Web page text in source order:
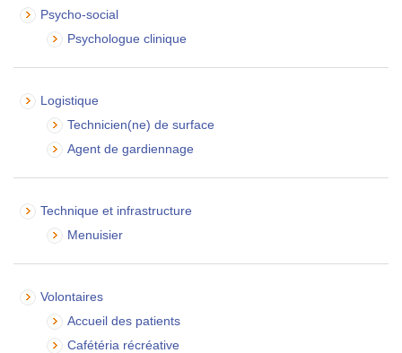
Psycho-social
Psychologue clinique
Logistique
Technicien(ne) de surface
Agent de gardiennage
Technique et infrastructure
Menuisier
Volontaires
Accueil des patients
Cafétéria récréative